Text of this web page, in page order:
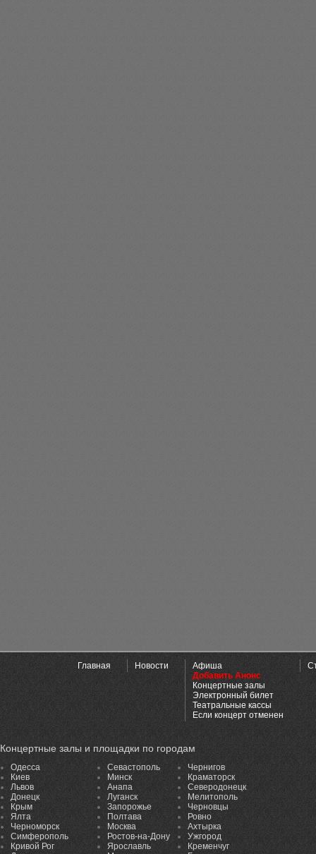
Главная Новости
Афиша
Добавить Анонс
Концертные залы
Электронный билет
Театральные кассы
Если концерт отменен
Концертные залы и площадки по городам
Одесса
Киев
Львов
Донецк
Крым
Ялта
Черноморск
Симферополь
Кривой Рог
Севастополь
Минск
Анапа
Луганск
Запорожье
Полтава
Москва
Ростов-на-Дону
Ярославль
Чернигов
Краматорск
Северодонецк
Мелитополь
Черновцы
Ровно
Ахтырка
Ужгород
Кременчуг